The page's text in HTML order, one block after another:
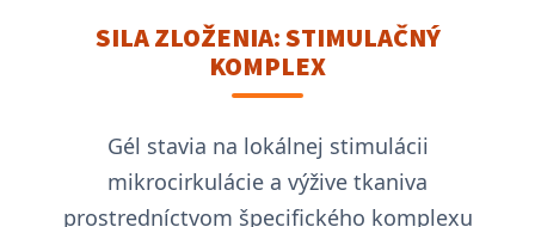
SILA ZLOŽENIA: STIMULAČNÝ
KOMPLEX
Gél stavia na lokálnej stimulácii
mikrocirkulácie a výžive tkaniva
prostredníctvom špecifického komplexu